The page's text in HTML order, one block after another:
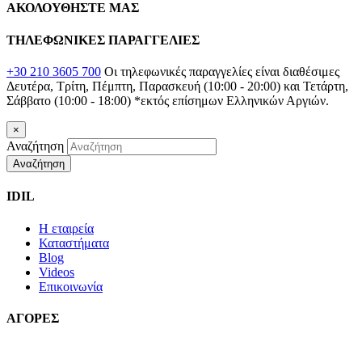
ΑΚΟΛΟΥΘΗΣΤΕ ΜΑΣ
ΤΗΛΕΦΩΝΙΚΕΣ ΠΑΡΑΓΓΕΛΙΕΣ
+30 210 3605 700 Οι τηλεφωνικές παραγγελίες είναι διαθέσιμες
Δευτέρα, Τρίτη, Πέμπτη, Παρασκευή (10:00 - 20:00) και Τετάρτη,
Σάββατο (10:00 - 18:00) *εκτός επίσημων Ελληνικών Αργιών.
×
Αναζήτηση
Αναζήτηση
IDIL
Η εταιρεία
Καταστήματα
Blog
Videos
Επικοινωνία
ΑΓΟΡΕΣ